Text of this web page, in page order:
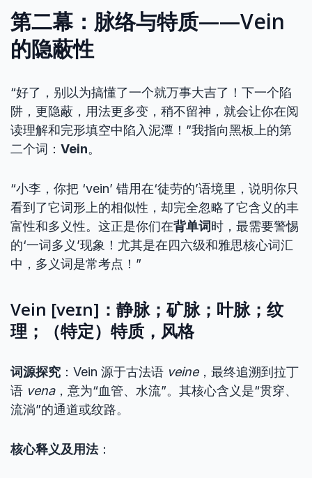
第二幕：脉络与特质——Vein
的隐蔽性
“好了，别以为搞懂了一个就万事大吉了！下一个陷
阱，更隐蔽，用法更多变，稍不留神，就会让你在阅
读理解和完形填空中陷入泥潭！”我指向黑板上的第
二个词： Vein。
“小李，你把 ‘vein’ 错用在‘徒劳的’语境里，说明你只
看到了它词形上的相似性，却完全忽略了它含义的丰
富性和多义性。这正是你们在背单词时，最需要警惕
的‘一词多义’现象！尤其是在四六级和雅思核心词汇
中，多义词是常考点！”
Vein [veɪn]：静脉；矿脉；叶脉；纹
理；（特定）特质，风格
词源探究 ：Vein 源于古法语 veine，最终追溯到拉丁
语 vena，意为“血管、水流”。其核心含义是“贯穿、
流淌”的通道或纹路。
核心释义及用法：